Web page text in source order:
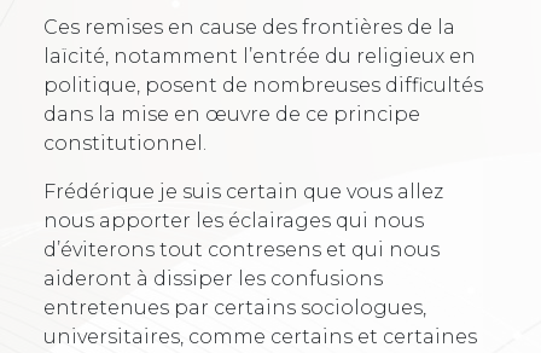
Ces remises en cause des frontières de la
laïcité, notamment l’entrée du religieux en
politique, posent de nombreuses difficultés
dans la mise en œuvre de ce principe
constitutionnel.
Frédérique je suis certain que vous allez
nous apporter les éclairages qui nous
d’éviterons tout contresens et qui nous
aideront à dissiper les confusions
entretenues par certains sociologues,
universitaires, comme certains et certaines